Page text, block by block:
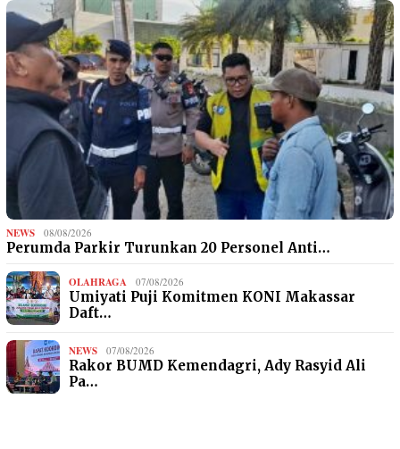
NEWS 08/08/2026
Perumda Parkir Turunkan 20 Personel Anti…
OLAHRAGA 07/08/2026
Umiyati Puji Komitmen KONI Makassar
Daft…
NEWS 07/08/2026
Rakor BUMD Kemendagri, Ady Rasyid Ali
Pa…